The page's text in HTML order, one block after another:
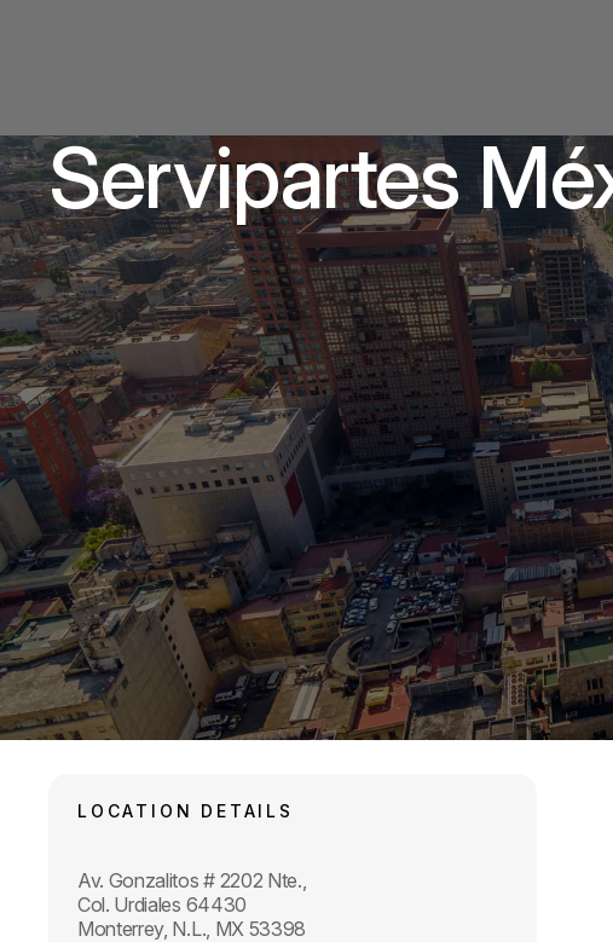
Servipartes
LOCATION DETAILS
Av. Gonzalitos # 2202 Nte.,
Col. Urdiales 64430
Monterrey, N.L., MX 53398